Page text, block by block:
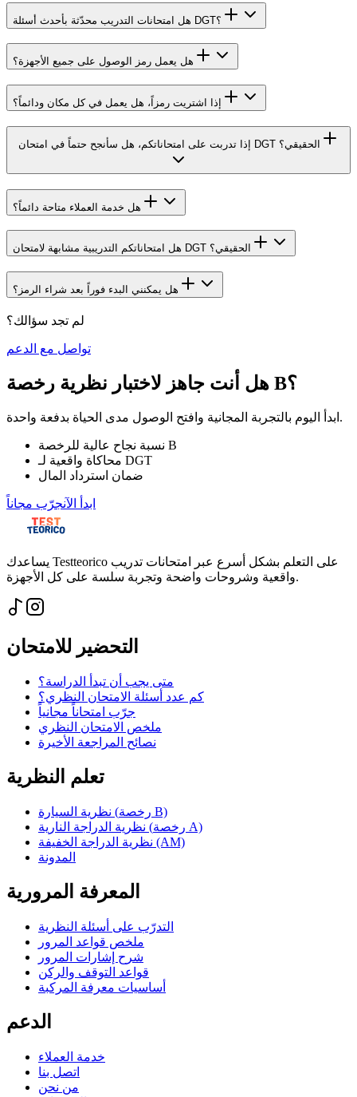
هل امتحانات التدريب محدّثة بأحدث أسئلة DGT؟
هل يعمل رمز الوصول على جميع الأجهزة؟
إذا اشتريت رمزاً، هل يعمل في كل مكان ودائماً؟
إذا تدربت على امتحاناتكم، هل سأنجح حتماً في امتحان DGT الحقيقي؟
هل خدمة العملاء متاحة دائماً؟
هل امتحاناتكم التدريبية مشابهة لامتحان DGT الحقيقي؟
هل يمكنني البدء فوراً بعد شراء الرمز؟
لم تجد سؤالك؟
تواصل مع الدعم
هل أنت جاهز لاختبار نظرية رخصة B؟
ابدأ اليوم بالتجربة المجانية وافتح الوصول مدى الحياة بدفعة واحدة.
نسبة نجاح عالية للرخصة B
محاكاة واقعية لـ DGT
ضمان استرداد المال
ابدأ الآنجرّب مجاناً
يساعدك Testteorico على التعلم بشكل أسرع عبر امتحانات تدريب
واقعية وشروحات واضحة وتجربة سلسة على كل الأجهزة.
التحضير للامتحان
متى يجب أن تبدأ الدراسة؟
كم عدد أسئلة الامتحان النظري؟
جرّب امتحاناً مجانياً
ملخص الامتحان النظري
نصائح المراجعة الأخيرة
تعلم النظرية
نظرية السيارة (رخصة B)
نظرية الدراجة النارية (رخصة A)
نظرية الدراجة الخفيفة (AM)
المدونة
المعرفة المرورية
التدرّب على أسئلة النظرية
ملخص قواعد المرور
شرح إشارات المرور
قواعد التوقف والركن
أساسيات معرفة المركبة
الدعم
خدمة العملاء
اتصل بنا
من نحن